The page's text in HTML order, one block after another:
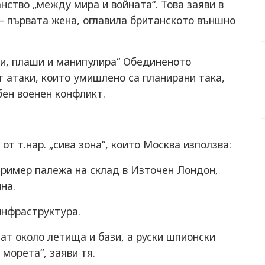
„между мира и войната“. Това заяви в
жена, оглавила британското външно
плаши и манипулира“ Обединеното
които умишлено са планирани така,
военен конфликт.
т.нар. „сива зона“, които Москва използва:
палежа на склад в Източен Лондон,
около летища и бази, а руски шпионски
заяви тя.